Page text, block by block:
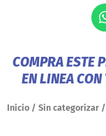
COMPRA ESTE
EN LINEA CON
Inicio / Sin categorizar /